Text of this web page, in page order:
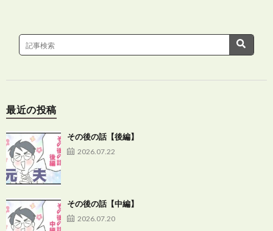
最近の投稿
その後の話【後編】
2026.07.22
その後の話【中編】
2026.07.20